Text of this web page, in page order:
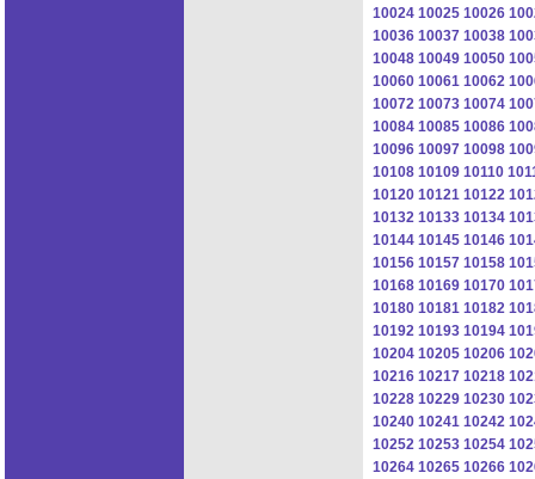
10024 10025 10026
10036 10037 10038
10048 10049 10050
10060 10061 10062
10072 10073 10074
10084 10085 10086
10096 10097 10098
10108 10109 10110
10120 10121 10122
10132 10133 10134
10144 10145 10146
10156 10157 10158
10168 10169 10170
10180 10181 10182
10192 10193 10194
10204 10205 10206
10216 10217 10218
10228 10229 10230
10240 10241 10242
10252 10253 10254
10264 10265 10266